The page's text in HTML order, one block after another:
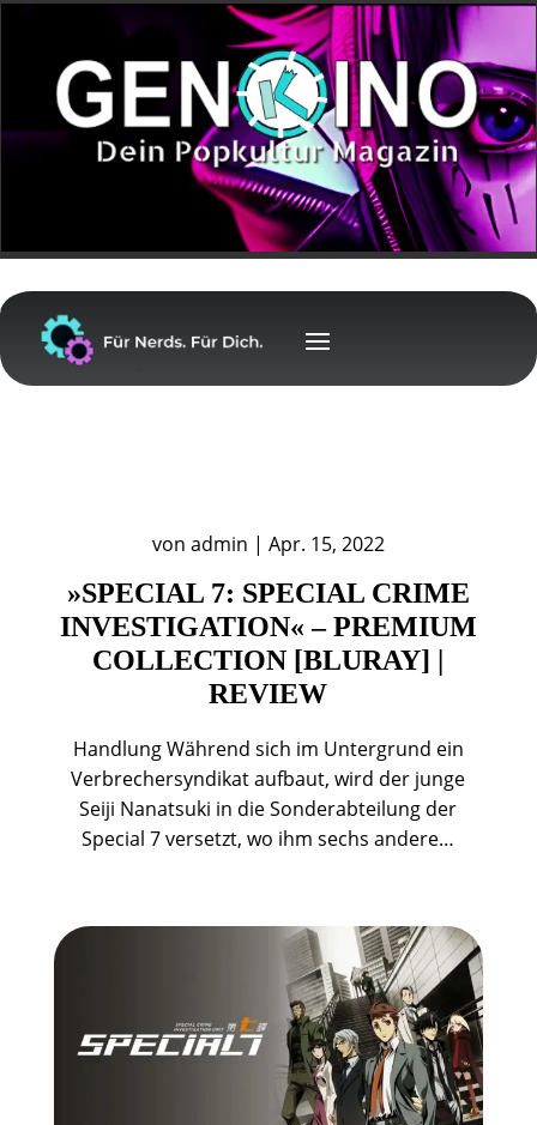
von admin | Apr. 15, 2022
»SPECIAL 7: SPECIAL CRIME
INVESTIGATION« – PREMIUM
COLLECTION [BLURAY] |
REVIEW
Handlung Während sich im Untergrund ein
Verbrechersyndikat aufbaut, wird der junge
Seiji Nanatsuki in die Sonderabteilung der
Special 7 versetzt, wo ihm sechs andere…